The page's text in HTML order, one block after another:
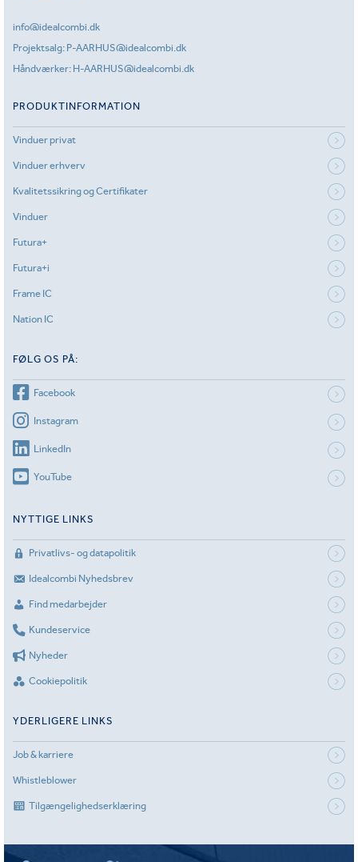
info@idealcombi.dk
Projektsalg: P-AARHUS@idealcombi.dk
Håndværker: H-AARHUS@idealcombi.dk
PRODUKTINFORMATION
Vinduer privat
Vinduer erhverv
Kvalitetssikring og Certifikater
Vinduer
Futura+
Futura+i
Frame IC
Nation IC
FØLG OS PÅ:
Facebook
Instagram
LinkedIn
YouTube
NYTTIGE LINKS
Privatlivs- og datapolitik
Idealcombi Nyhedsbrev
Find medarbejder
Kundeservice
Nyheder
Cookiepolitik
YDERLIGERE LINKS
Job & karriere
Whistleblower
Tilgængelighedserklæring